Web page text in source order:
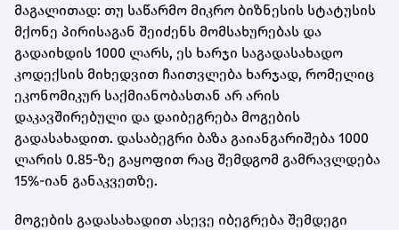
მაგალითად: თუ საწარმო მიკრო ბიზნესის სტატუსის
მქონე პირისაგან შეიძენს მომსახურებას და
გადაიხდის 1000 ლარს, ეს ხარჯი საგადასახადო
კოდექსის მიხედვით ჩაითვლება ხარჯად, რომელიც
ეკონომიკურ საქმიანობასთან არ არის
დაკავშირებული და დაიბეგრება მოგების
გადასახადით. დასაბეგრი ბაზა გაიანგარიშება 1000
ლარის 0.85-ზე გაყოფით რაც შემდგომ გამრავლდება
15%-იან განაკვეთზე.
მოგების გადასახადით ასევე იბეგრება შემდეგი